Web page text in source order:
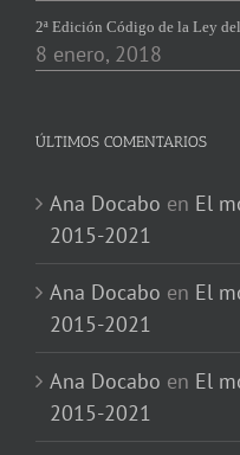
2ª Edición Código de la Ley
8 enero, 2018
ÚLTIMOS COMENTARIOS
Ana Docabo en El
2015-2021
Ana Docabo en El
2015-2021
Ana Docabo en El
2015-2021